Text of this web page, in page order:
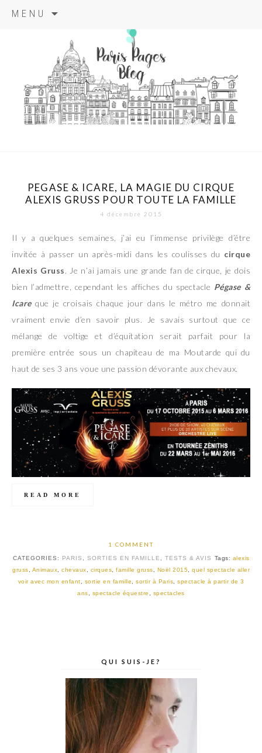
MENU
principal
paris pages
blog
PEGASE & ICARE, LA MAGIE DU CIRQUE
ALEXIS GRUSS POUR TOUTE LA FAMILLE
4 décembre 2015
Il y a quelques semaines, j’ai eu l’immense privilège d’être
invitée à passer un après-midi dans les coulisses du cirque
Alexis Gruss. Je n’ai jamais une grande fan de cirque, je dois
bien l’admettre, cependant les affiches du spectacle Pégase &
Icareque je croisais chaque jour dans le métro me donnait
vraiment envie d’en savoir plus. Je savais surtout que ce
mélange de voltige et d’équitation serait parfait pour la
première entrée sous un chapiteau de ma Moutarde qui du
haut de ses 3 ans voue une passion dévorante aux chevaux.
READ MORE
1 COMMENT
CATEGORIES: PARIS SORTIES EN FAMILLE TESTS & AVIS Tags: alexis
gruss
Animaux chevaux cirques famille gruss Noël 2015
quel spectacle aller
voir avec mon enfant
sortie en famille sortir à Paris
spectacle à partir de 3
ans
spectacle équestre spectacles
QUI SUIS-JE?